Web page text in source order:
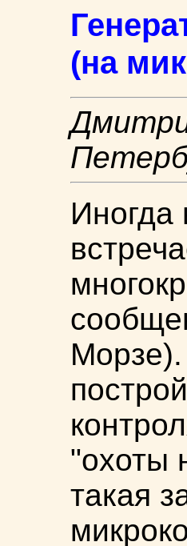
(на
Иногда
"охоты
такая